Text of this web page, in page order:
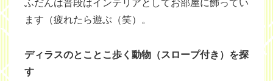
ふだんは普段はインテリアとしてお部屋に飾ってい
ます（疲れたら遊ぶ（笑）。
ディラスのとことこ歩く動物（スロープ付き）を探
す